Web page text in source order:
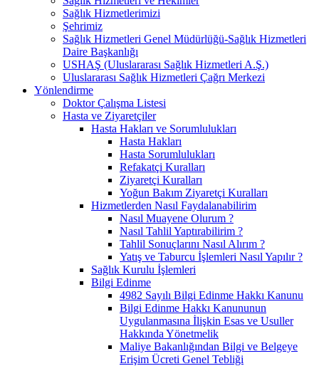
Sağlık Hizmetlerimizi
Şehrimiz
Sağlık Hizmetleri Genel Müdürlüğü-Sağlık Hizmetleri
Daire Başkanlığı
USHAŞ (Uluslararası Sağlık Hizmetleri A.Ş.)
Uluslararası Sağlık Hizmetleri Çağrı Merkezi
Yönlendirme
Doktor Çalışma Listesi
Hasta ve Ziyaretçiler
Hasta Hakları ve Sorumlulukları
Hasta Hakları
Hasta Sorumlulukları
Refakatçi Kuralları
Ziyaretçi Kuralları
Yoğun Bakım Ziyaretçi Kuralları
Hizmetlerden Nasıl Faydalanabilirim
Nasıl Muayene Olurum ?​
Nasıl Tahlil Yaptırabilirim ?
Tahlil Sonuçlarını Nasıl Alırım ?
Yatış ve Taburcu İşlemleri Nasıl Yapılır ?
Sağlık Kurulu İşlemleri
Bilgi Edinme
4982 Sayılı Bilgi Edinme Hakkı Kanunu
Bilgi Edinme Hakkı Kanununun
Uygulanmasına İlişkin Esas ve Usuller
Hakkında Yönetmelik
Maliye Bakanlığından Bilgi ve Belgeye
Erişim Ücreti Genel Tebliği